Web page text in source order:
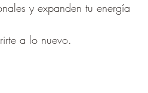
y expanden tu energía
a lo nuevo.